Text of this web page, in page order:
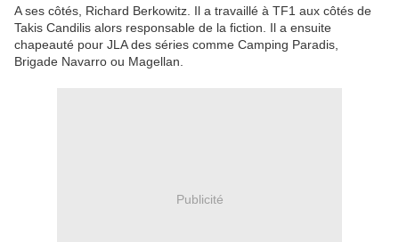
A ses côtés, Richard Berkowitz. Il a travaillé à TF1 aux côtés de
Takis Candilis alors responsable de la fiction. Il a ensuite
chapeauté pour JLA des séries comme Camping Paradis,
Brigade Navarro ou Magellan.
Publicité